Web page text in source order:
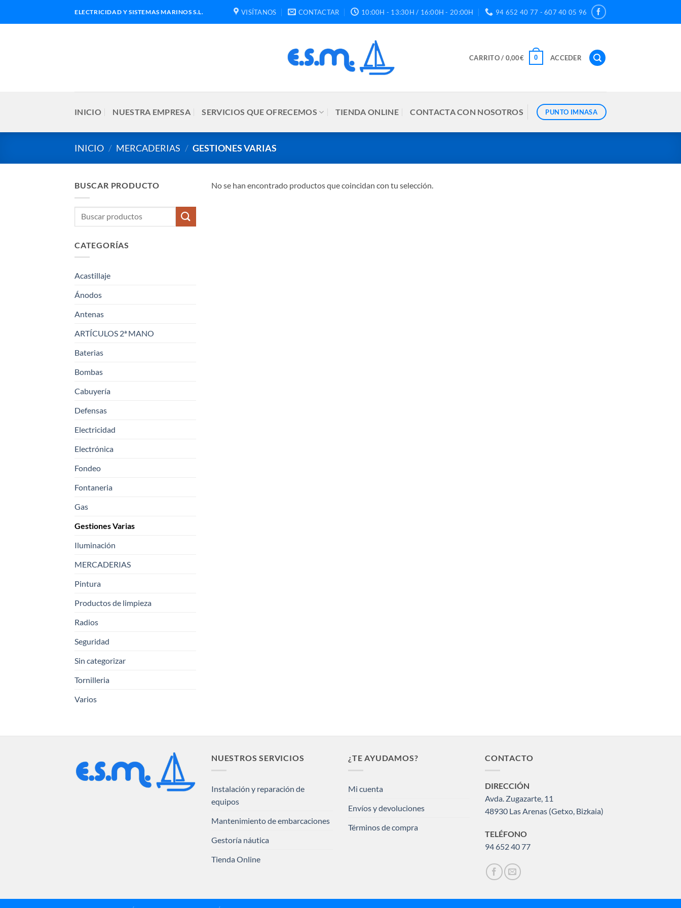
ELECTRICIDAD Y SISTEMAS MARINOS S.L. VISÍTANOS CONTACTAR 10:00H - 13:30H / 16:00H - 20:00H 94 652 40 77 - 607 40 05 96
CARRITO / 0,00€ 0 ACCEDER
INICIO NUESTRA EMPRESA SERVICIOS QUE OFRECEMOS TIENDA ONLINE CONTACTA CON NOSOTROS PUNTO IMNASA
INICIO / MERCADERIAS / GESTIONES VARIAS
BUSCAR PRODUCTO
Buscar
CATEGORÍAS
Acastillaje
Ánodos
Antenas
ARTÍCULOS 2ª MANO
Baterias
Bombas
Cabuyería
Defensas
Electricidad
Electrónica
Fondeo
Fontaneria
Gas
Gestiones Varias
Iluminación
MERCADERIAS
Pintura
Productos de limpieza
Radios
Seguridad
Sin categorizar
Tornilleria
Varios
No se han encontrado productos que coincidan con tu selección.
NUESTROS SERVICIOS
Instalación y reparación de
equipos
Mantenimiento de embarcaciones
Gestoría náutica
Tienda Online
¿TE AYUDAMOS?
Mi cuenta
Envíos y devoluciones
Términos de compra
CONTACTO
DIRECCIÓN
Avda. Zugazarte, 11
48930 Las Arenas (Getxo, Bizkaia)
TELÉFONO
94 652 40 77